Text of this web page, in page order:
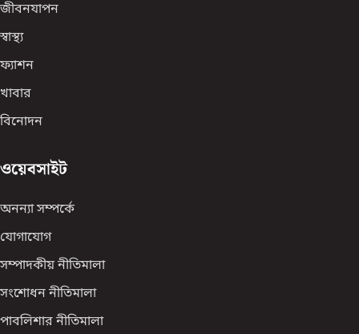
জীবনযাপন
স্বাস্থ্য
ফ্যাশন
খাবার
বিনোদন
ওয়েবসাইট
অনন্যা সম্পর্কে
যোগাযোগ
সম্পাদকীয় নীতিমালা
সংশোধন নীতিমালা
পাবলিশার নীতিমালা